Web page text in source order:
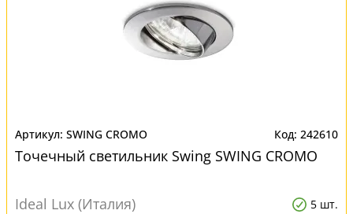
SWING CROMO 242610
Точечный светильник Swing SWING CROMO
Ideal Lux (Италия) 5 шт.